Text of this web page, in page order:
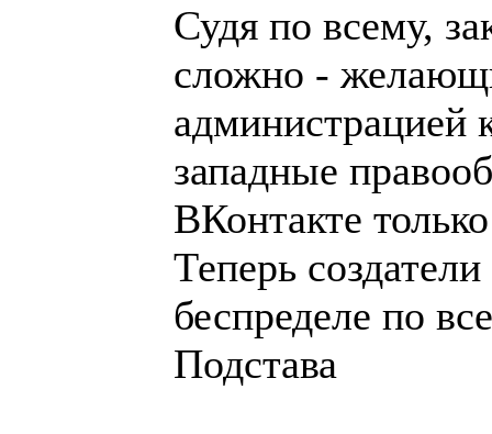
Судя по всему,
сложно -
администрацией
западные
ВКонтакте
Теперь
беспределе по
Подстава